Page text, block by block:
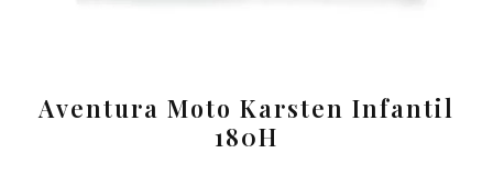
Aventura Moto Karsten Infantil
180H